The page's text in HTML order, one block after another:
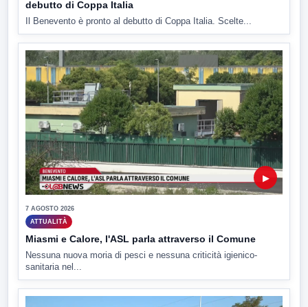
debutto di Coppa Italia
Il Benevento è pronto al debutto di Coppa Italia. Scelte...
▶
7 AGOSTO 2026
ATTUALITÀ
Miasmi e Calore, l'ASL parla attraverso il Comune
Nessuna nuova moria di pesci e nessuna criticità igienico-
sanitaria nel...